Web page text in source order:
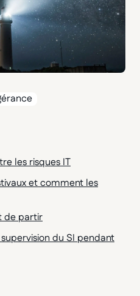
les risques IT
et comment les
de partir
du SI pendant